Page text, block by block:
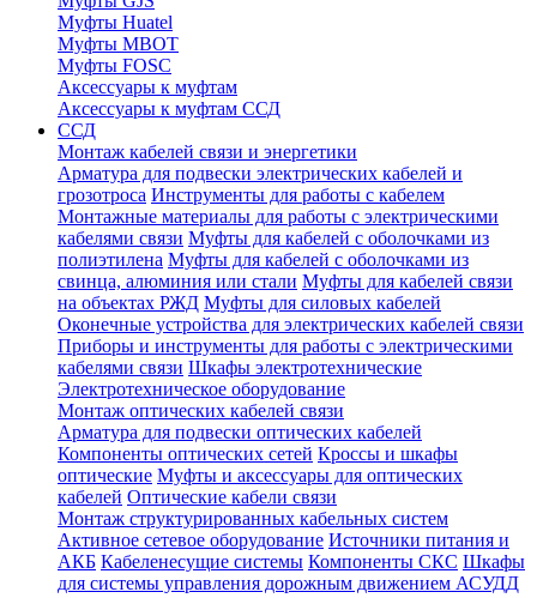
Муфты Huatel
Муфты МВОТ
Муфты FOSC
Аксессуары к муфтам
Аксессуары к муфтам ССД
ССД
Монтаж кабелей связи и энергетики
Арматура для подвески электрических кабелей и
грозотроса Инструменты для работы с кабелем
Монтажные материалы для работы с электрическими
кабелями связи Муфты для кабелей с оболочками из
полиэтилена Муфты для кабелей с оболочками из
свинца, алюминия или стали Муфты для кабелей связи
на объектах РЖД Муфты для силовых кабелей
Оконечные устройства для электрических кабелей связи
Приборы и инструменты для работы с электрическими
кабелями связи Шкафы электротехнические
Электротехническое оборудование
Монтаж оптических кабелей связи
Арматура для подвески оптических кабелей
Компоненты оптических сетей Кроссы и шкафы
оптические Муфты и аксессуары для оптических
кабелей Оптические кабели связи
Монтаж структурированных кабельных систем
Активное сетевое оборудование Источники питания и
АКБ Кабеленесущие системы Компоненты СКС Шкафы
для системы управления дорожным движением АСУДД